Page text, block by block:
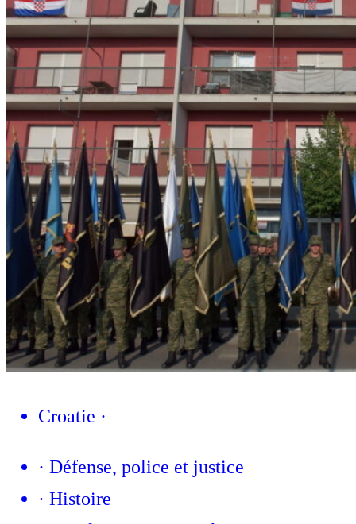
Croatie ·
· Défense, police et justice
· Histoire